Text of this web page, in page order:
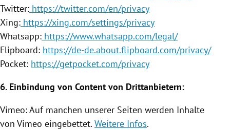
Twitter: https://twitter.com/en/privacy
Xing: https://xing.com/settings/privacy
Whatsapp: https://www.whatsapp.com/legal/
Flipboard: https://de-de.about.flipboard.com/privacy/
Pocket: https://getpocket.com/privacy
6. Einbindung von Content von Drittanbietern:
Vimeo: Auf manchen unserer Seiten werden Inhalte
von Vimeo eingebettet. Weitere Infos.